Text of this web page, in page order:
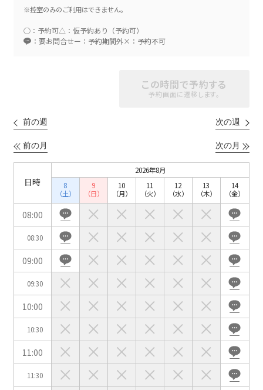
※控室のみのご利用はできません。
○：予約可△：仮予約あり（予約可）
：要お問合せー：予約期間外×：予約不可
この時間で予約する
予約画面に遷移します。
前の週 次の週
前の月 次の月
日時
2026年8月
8
（土）
9
（日）
10
（月）
11
（火）
12
（水）
13
（木）
14
（金）
08:00
08:30
09:00
09:30
10:00
10:30
11:00
11:30
の空室状況は
03-3346-1396
受付時間 9:00～18:00（土日祝日・年末年始を除く）
WEBからのお問合せ
お問合せフォーム
口の字型 T字島型
面積
会場の種類
イベントホール 会議室